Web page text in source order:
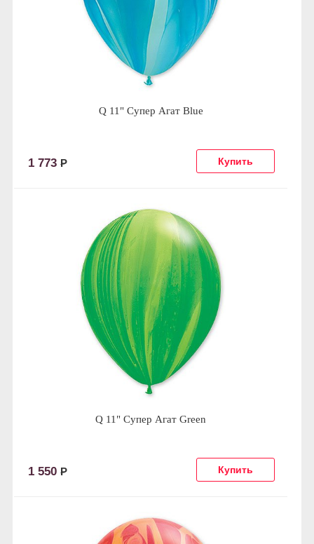
Q 11" Супер Агат Blue
1 773 Р
Q 11" Супер Агат Green
1 550 Р